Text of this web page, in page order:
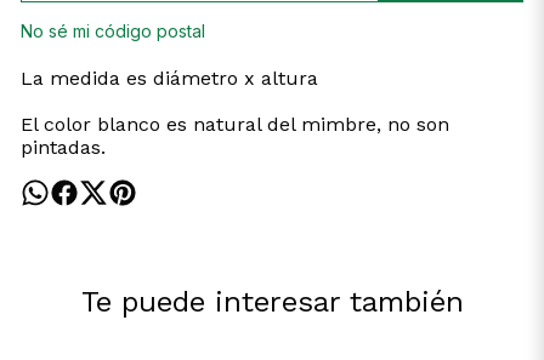
No sé mi código postal
La medida es diámetro x altura
El color blanco es natural del mimbre, no son
pintadas.
Te puede interesar también